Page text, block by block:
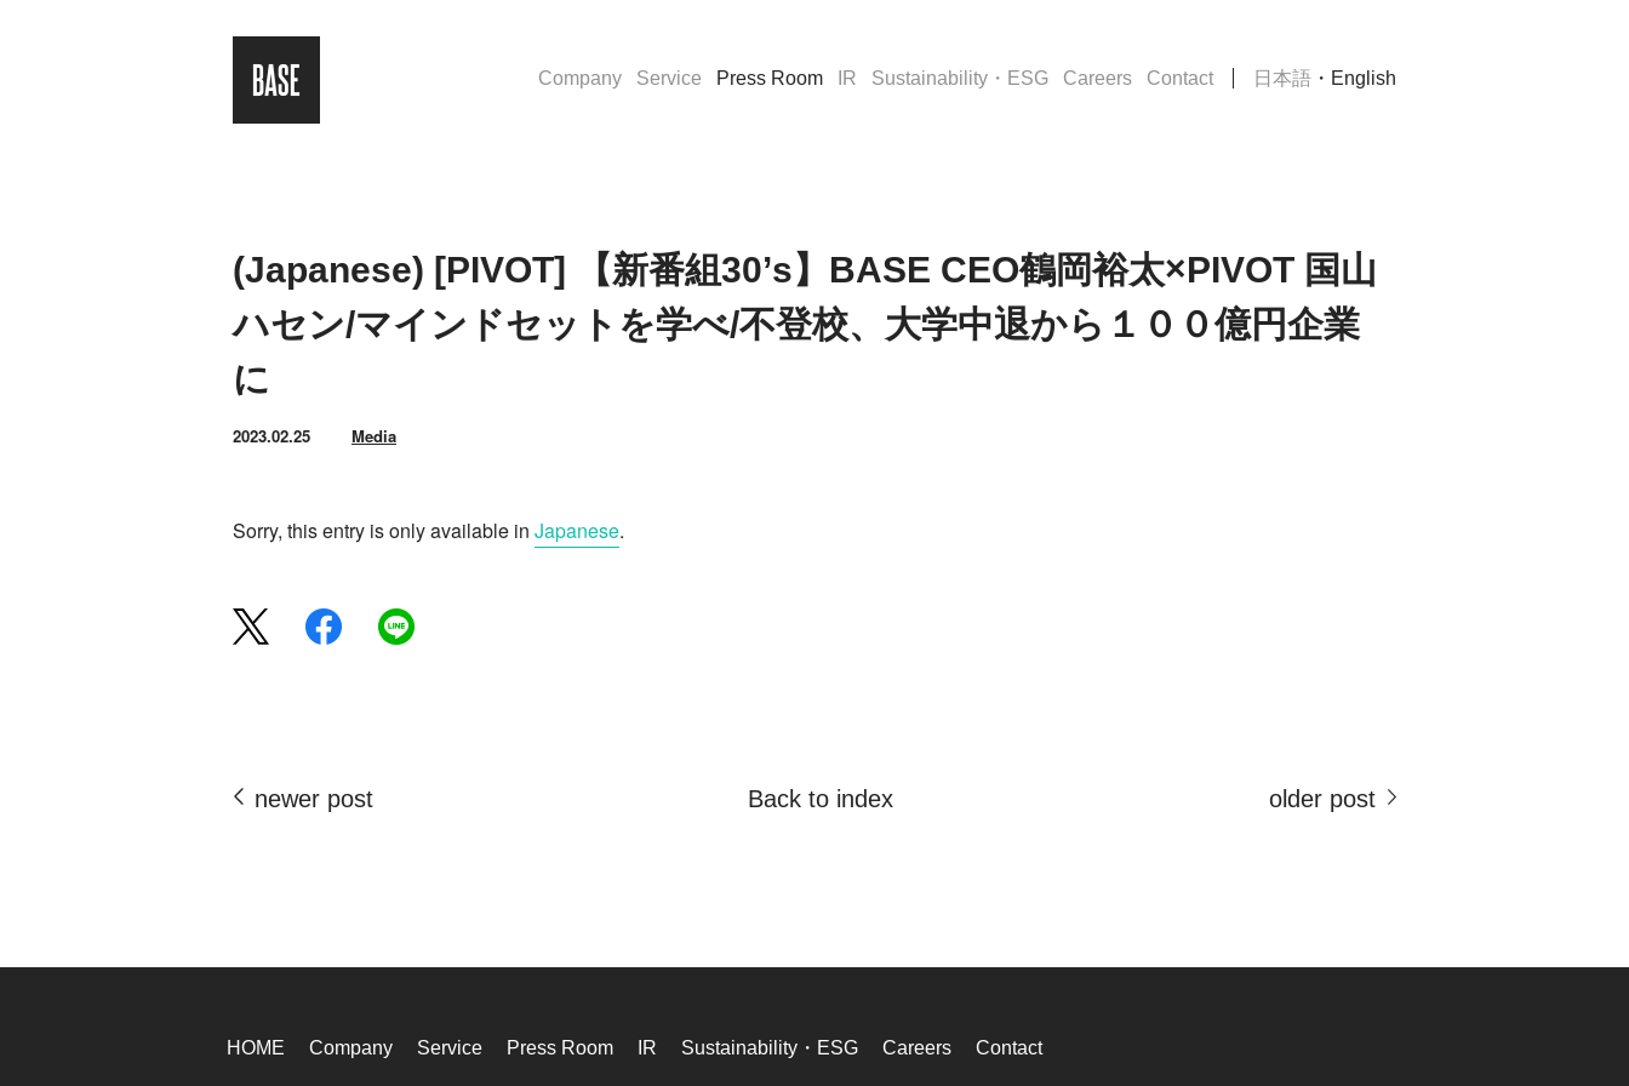
Company Service Press Room IR Sustainability・ESG Careers Contact 日本語 ・ English
(Japanese) [PIVOT] 【新番組30’s】BASE CEO鶴岡裕太×PIVOT 国山
ハセン/マインドセットを学べ/不登校、大学中退から１００億円企業
に
2023.02.25 Media
Sorry, this entry is only available in Japanese.
newer post Back to index older post
HOME Company Service Press Room IR Sustainability・ESG Careers Contact